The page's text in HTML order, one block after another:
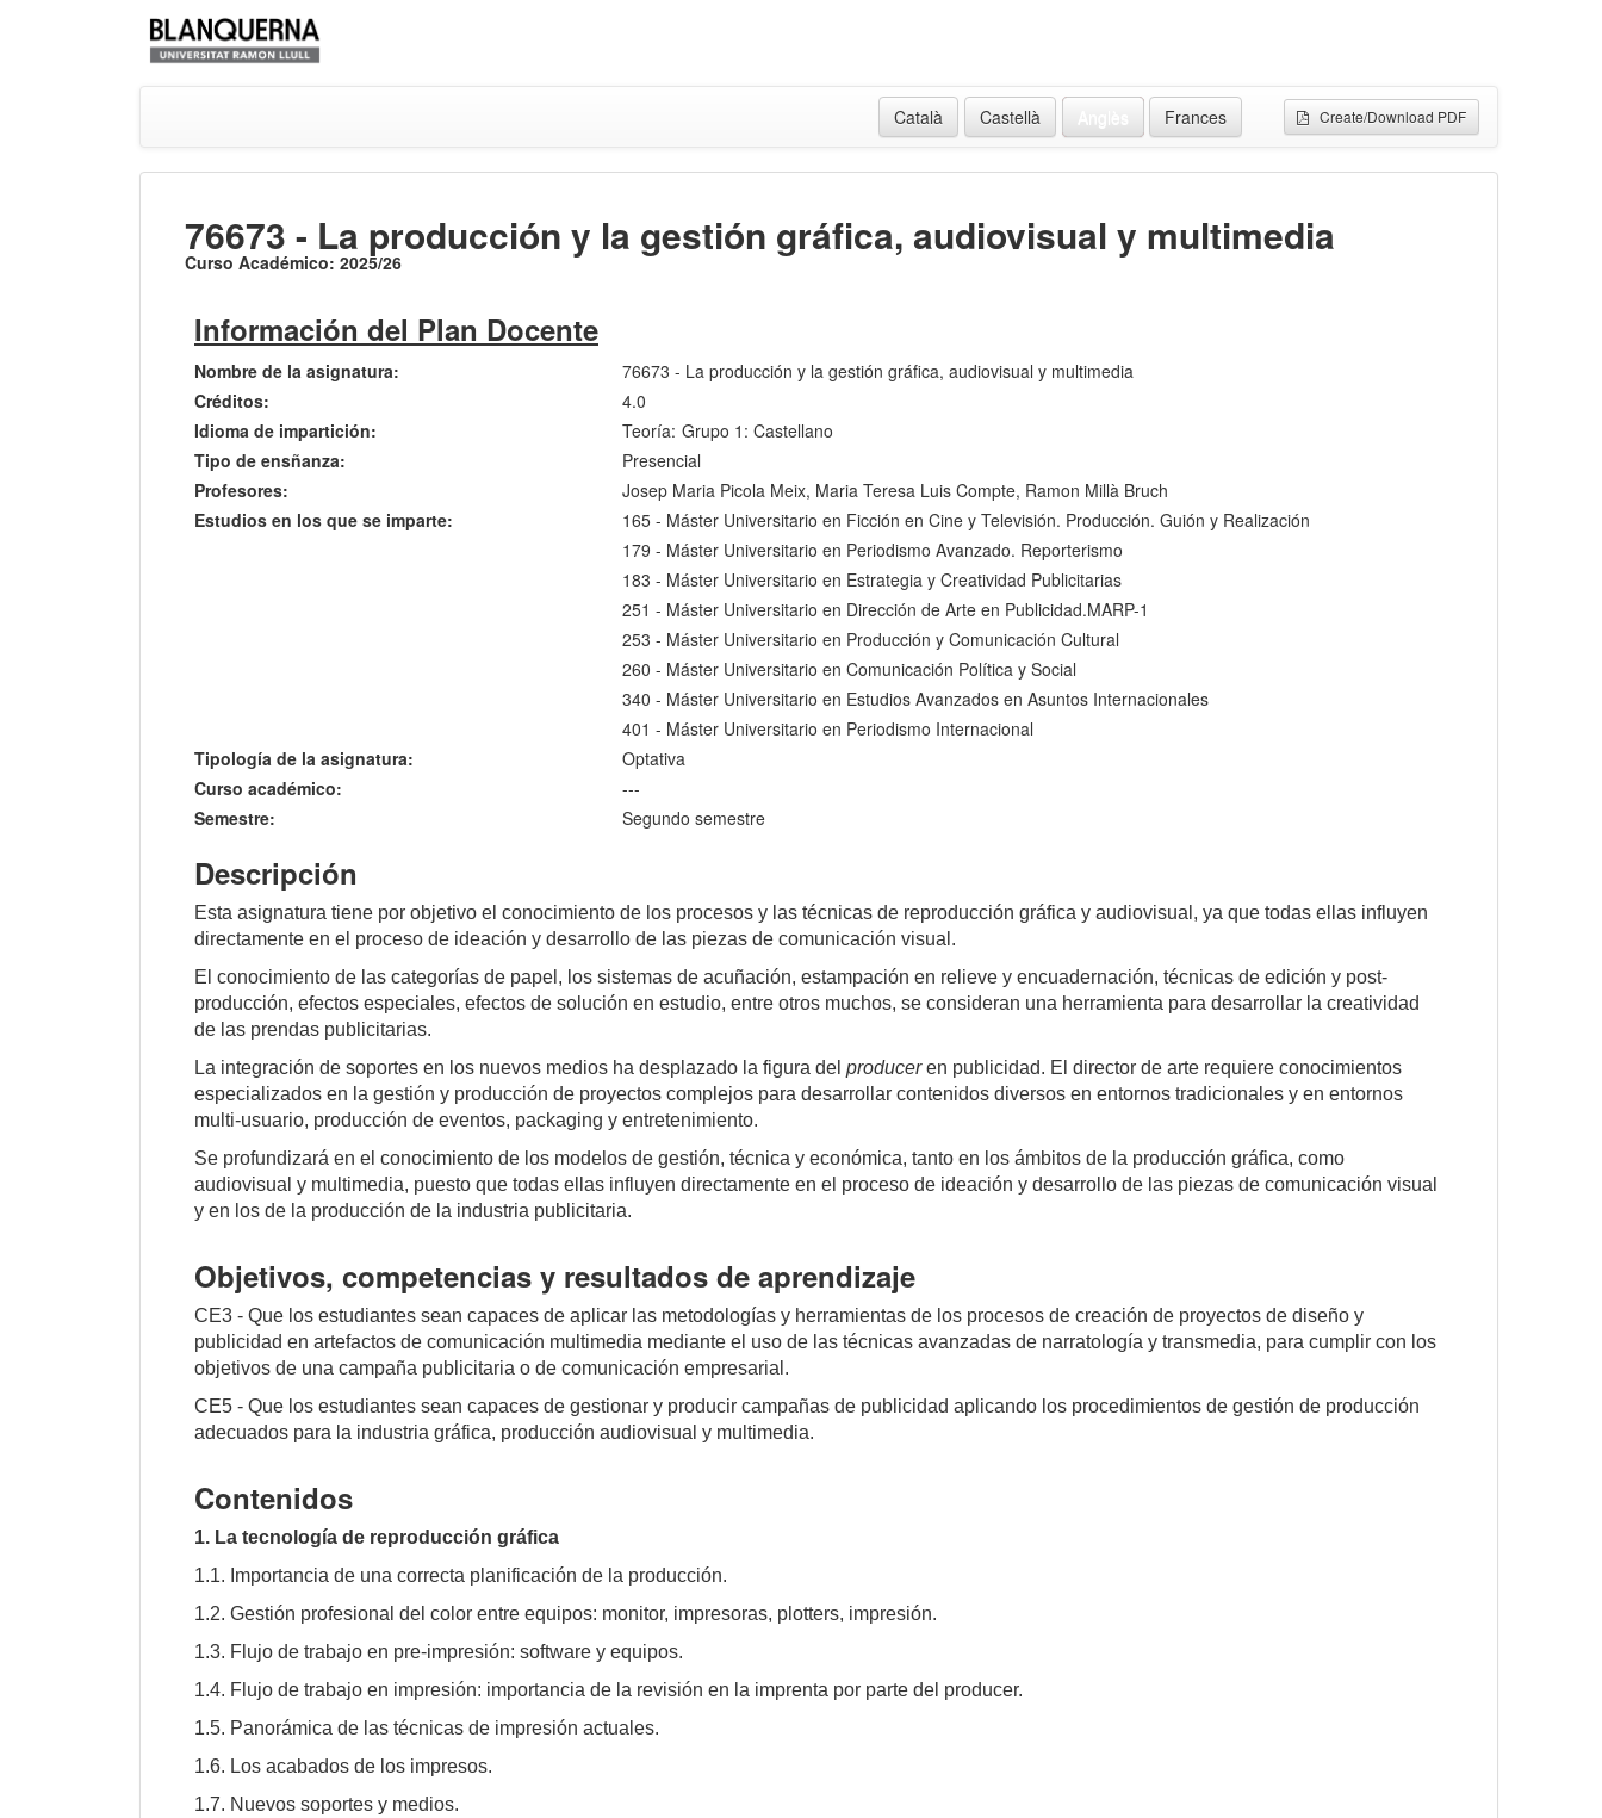
Create/Download PDF
Català Castellà Frances
76673 - La producción y la gestión gráfica, audiovisual y multimedia
Curso Académico: 2025/26
Información del Plan Docente
Nombre de la asignatura:
76673 - La producción y la gestión gráfica, audiovisual y multimedia
Créditos:
4.0
Idioma de impartición:
Teoría: Grupo 1: Castellano
Tipo de ensñanza:
Presencial
Profesores:
Josep Maria Picola Meix, Maria Teresa Luis Compte, Ramon Millà Bruch
Estudios en los que se imparte:
165 - Máster Universitario en Ficción en Cine y Televisión. Producción. Guión y Realización
179 - Máster Universitario en Periodismo Avanzado. Reporterismo
183 - Máster Universitario en Estrategia y Creatividad Publicitarias
251 - Máster Universitario en Dirección de Arte en Publicidad.MARP-1
253 - Máster Universitario en Producción y Comunicación Cultural
260 - Máster Universitario en Comunicación Política y Social
340 - Máster Universitario en Estudios Avanzados en Asuntos Internacionales
401 - Máster Universitario en Periodismo Internacional
Tipología de la asignatura:
Optativa
Curso académico:
---
Semestre:
Segundo semestre
Descripción
Esta asignatura tiene por objetivo el conocimiento de los procesos y las técnicas de reproducción gráfica y audiovisual, ya que todas ellas influyen
directamente en el proceso de ideación y desarrollo de las piezas de comunicación visual.
El conocimiento de las categorías de papel, los sistemas de acuñación, estampación en relieve y encuadernación, técnicas de edición y post-
producción, efectos especiales, efectos de solución en estudio, entre otros muchos, se consideran una herramienta para desarrollar la creatividad
de las prendas publicitarias.
La integración de soportes en los nuevos medios ha desplazado la figura del produceren publicidad. El director de arte requiere conocimientos
especializados en la gestión y producción de proyectos complejos para desarrollar contenidos diversos en entornos tradicionales y en entornos
multi-usuario, producción de eventos, packaging y entretenimiento.
Se profundizará en el conocimiento de los modelos de gestión, técnica y económica, tanto en los ámbitos de la producción gráfica, como
audiovisual y multimedia, puesto que todas ellas influyen directamente en el proceso de ideación y desarrollo de las piezas de comunicación visual
y en los de la producción de la industria publicitaria.
Objetivos, competencias y resultados de aprendizaje
CE3 - Que los estudiantes sean capaces de aplicar las metodologías y herramientas de los procesos de creación de proyectos de diseño y
publicidad en artefactos de comunicación multimedia mediante el uso de las técnicas avanzadas de narratología y transmedia, para cumplir con los
objetivos de una campaña publicitaria o de comunicación empresarial.
CE5 - Que los estudiantes sean capaces de gestionar y producir campañas de publicidad aplicando los procedimientos de gestión de producción
adecuados para la industria gráfica, producción audiovisual y multimedia.
Contenidos
1. La tecnología de reproducción gráfica
1.1. Importancia de una correcta planificación de la producción.
1.2. Gestión profesional del color entre equipos: monitor, impresoras, plotters, impresión.
1.3. Flujo de trabajo en pre-impresión: software y equipos.
1.4. Flujo de trabajo en impresión: importancia de la revisión en la imprenta por parte del producer.
1.5. Panorámica de las técnicas de impresión actuales.
1.6. Los acabados de los impresos.
1.7. Nuevos soportes y medios.